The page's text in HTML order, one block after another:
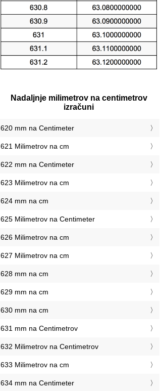
Nadaljnje milimetrov na centimetrov
izračuni
620 mm na Centimeter
621 Milimetrov na cm
622 mm na Centimeter
623 Milimetrov na cm
624 mm na cm
625 Milimetrov na Centimeter
626 Milimetrov na cm
627 Milimetrov na cm
628 mm na cm
629 mm na cm
630 mm na cm
631 mm na Centimetrov
632 Milimetrov na Centimetrov
633 Milimetrov na cm
634 mm na Centimeter